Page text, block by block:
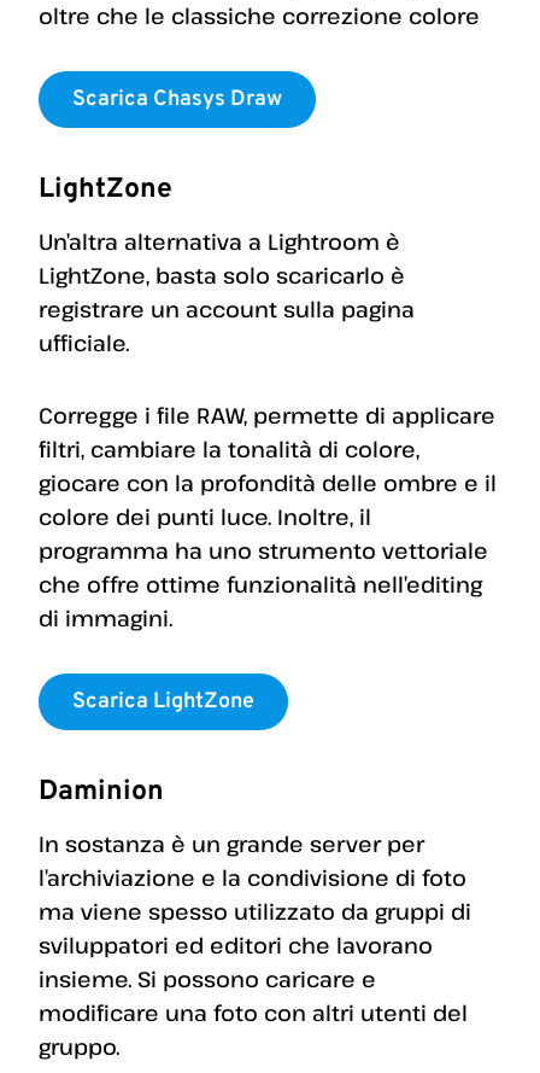
oltre che le classiche correzione colore
Scarica Chasys Draw
LightZone
Un’altra alternativa a Lightroom è
LightZone, basta solo scaricarlo è
registrare un account sulla pagina
ufficiale.
Corregge i file RAW, permette di applicare
filtri, cambiare la tonalità di colore,
giocare con la profondità delle ombre e il
colore dei punti luce. Inoltre, il
programma ha uno strumento vettoriale
che offre ottime funzionalità nell’editing
di immagini.
Scarica LightZone
Daminion
In sostanza è un grande server per
l’archiviazione e la condivisione di foto
ma viene spesso utilizzato da gruppi di
sviluppatori ed editori che lavorano
insieme. Si possono caricare e
modificare una foto con altri utenti del
gruppo.